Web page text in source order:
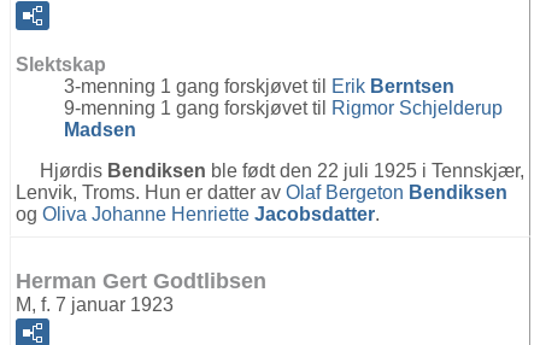
Slektskap
3-menning 1 gang forskjøvet til
Erik Berntsen
9-menning 1 gang forskjøvet til
Rigmor Schjelderup
Madsen
Hjørdis Bendiksen ble født den 22 juli 1925 i Tennskjær,
Lenvik, Troms. Hun er datter av Olaf Bergeton Bendiksen
og Oliva Johanne Henriette Jacobsdatter.
Herman Gert Godtlibsen
M, f. 7 januar 1923